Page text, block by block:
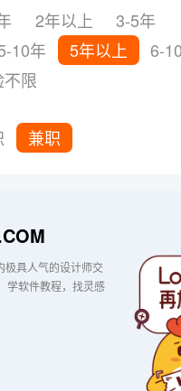
2年以上
3-5年
10年 5年以上
6-
限
兼职
具人气的设计师交
学软件教程，找灵感